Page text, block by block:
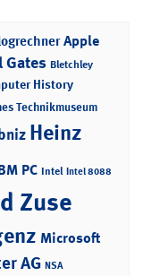
Apple
Gates Bletchley
History
Technikmuseum
Heinz
PC Intel Intel 8088
Zuse
Microsoft
AG NSA